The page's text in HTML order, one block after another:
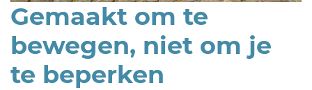
Gemaakt om te
bewegen, niet om je
te beperken